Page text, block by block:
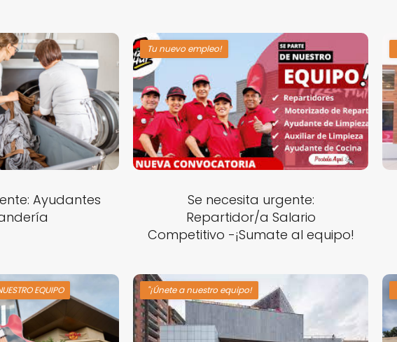
Ayudantes
Tu nuevo empleo!
Se necesita urgente:
Repartidor/a Salario
Competitivo -¡Sumate al equipo!
EQUIPO "¡Únete a nuestro equipo!